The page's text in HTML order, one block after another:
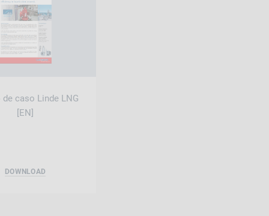
de caso Linde LNG
[EN]
DOWNLOAD